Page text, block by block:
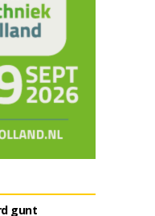
gunt